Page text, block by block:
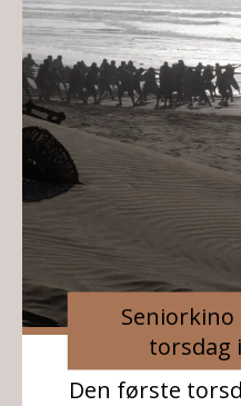
torsdag
Den første